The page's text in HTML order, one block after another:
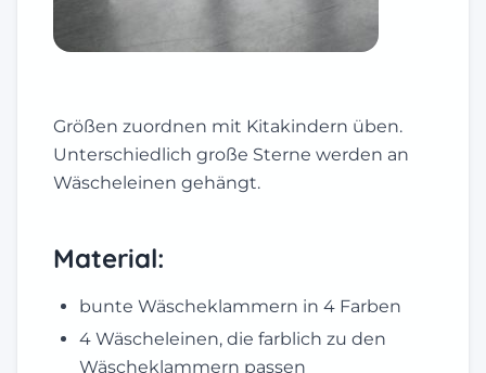
Größen zuordnen mit Kitakindern üben.
Unterschiedlich große Sterne werden an
Wäscheleinen gehängt.
Material:
bunte Wäscheklammern in 4 Farben
4 Wäscheleinen, die farblich zu den
Wäscheklammern passen